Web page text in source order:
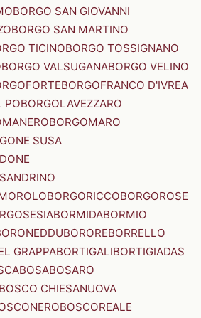
BORGO SAN GIOVANNI
BORGO SAN MARTINO
TICINOBORGO TOSSIGNANO
BORGO VALSUGANABORGO VELINO
BORGOFRANCO D'IVREA
POBORGOLAVEZZARO
BORGOMARO
SUSA
BORGORICCOBORGOROSE
BORMIDABORMIO
BOROREBORRELLO
GRAPPABORTIGALIBORTIGIADAS
BOSABOSARO
BOSCO CHIESANUOVA
BOSCOREALE